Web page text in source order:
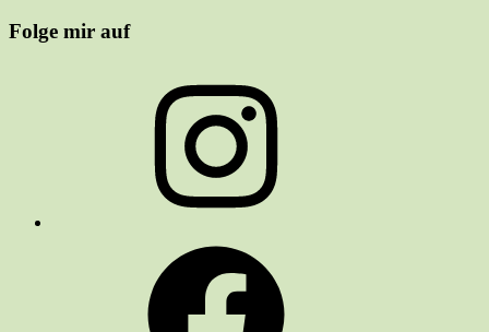
Folge mir auf